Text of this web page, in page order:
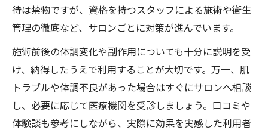
待は禁物ですが、資格を持つスタッフによる施術や衛生
管理の徹底など、サロンごとに対策が進んでいます。
施術前後の体調変化や副作用についても十分に説明を受
け、納得したうえで利用することが大切です。万一、肌
トラブルや体調不良があった場合はすぐにサロンへ相談
し、必要に応じて医療機関を受診しましょう。口コミや
体験談も参考にしながら、実際に効果を実感した利用者